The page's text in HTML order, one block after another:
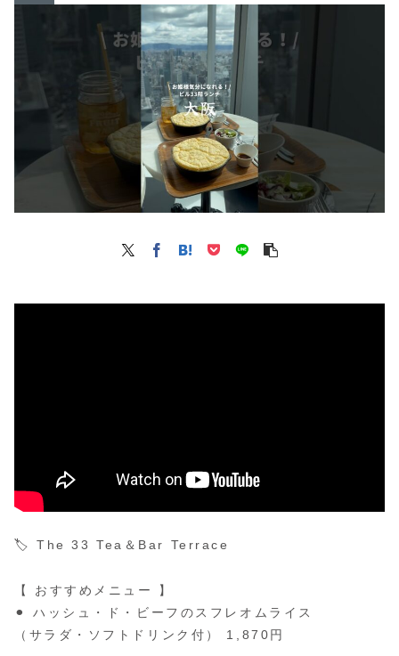
🏷️ The 33 Tea＆Bar Terrace
【 おすすめメニュー 】
⚫︎ ハッシュ・ド・ビーフのスフレオムライス
（サラダ・ソフトドリンク付） 1,870円